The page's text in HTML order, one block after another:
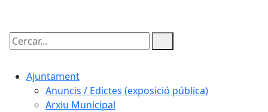
Cercar:
Ajuntament
Anuncis / Edictes (exposició pública)
Arxiu Municipal